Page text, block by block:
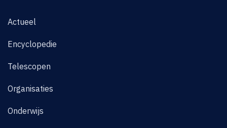
Actueel
Encyclopedie
Telescopen
Organisaties
Onderwijs